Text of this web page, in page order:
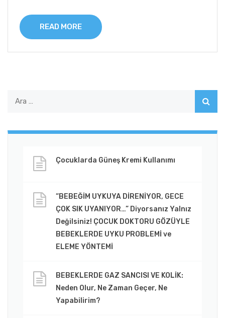
READ MORE
Çocuklarda Güneş Kremi Kullanımı
“BEBEĞİM UYKUYA DİRENİYOR, GECE
ÇOK SIK UYANIYOR…” Diyorsanız Yalnız
Değilsiniz! ÇOCUK DOKTORU GÖZÜYLE
BEBEKLERDE UYKU PROBLEMİ ve
ELEME YÖNTEMİ
BEBEKLERDE GAZ SANCISI VE KOLİK:
Neden Olur, Ne Zaman Geçer, Ne
Yapabilirim?